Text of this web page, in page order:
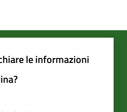
le informazioni